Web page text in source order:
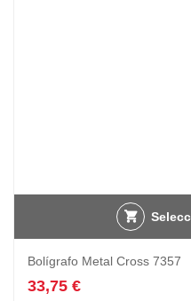
Bolígrafo Metal Cross 7357
33,75 €